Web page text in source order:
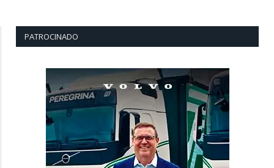
PATROCINADO